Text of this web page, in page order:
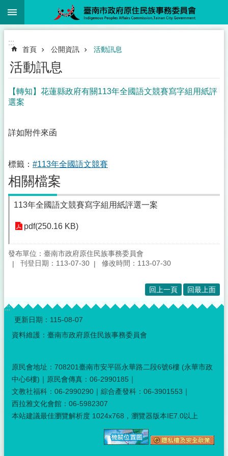
跳到主要內容區塊
:::
首頁 公開資訊 活動訊息
活動訊息
【轉知】花蓮縣政府有關113年全國語文競賽寫字組用紙評
選案
詳如附件來函
標籤： #113年全國語文競賽
相關檔案
113年全國語文競賽寫字組用紙評選一案
pdf(250.16 KB)
發布單位：臺南市政府原住民族事務委員會
刊登日期：113-07-30
修改時間：113-07-30
回上一頁 回最上面
:::
更新日期： 115-08-07
資料維護：臺南市政府原住民族事務委員會
原民會地址：708201臺南市安平區永華路二段6號6樓 (永華市政
中心6樓)｜原民會傳真：06-2990185｜
文教社福科：06-2990290｜綜合產發科：06-3901553｜
西拉雅文化會館：06-5982307
本站建議最佳瀏覽解析度 1024x768，瀏覽器版本IE7.0以上